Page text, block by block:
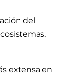
del
extensa en